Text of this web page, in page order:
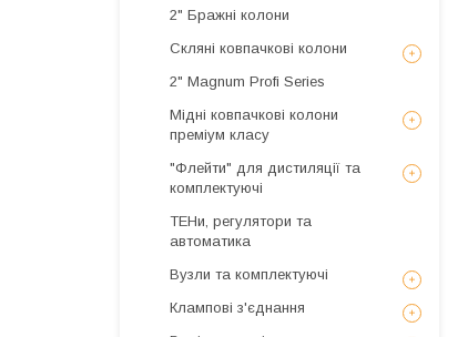
2" Бражні колони
Скляні ковпачкові колони
2" Magnum Profi Series
Мідні ковпачкові колони
преміум класу
"Флейти" для дистиляції та
комплектуючі
ТЕНи, регулятори та
автоматика
Вузли та комплектуючі
Клампові з'єднання